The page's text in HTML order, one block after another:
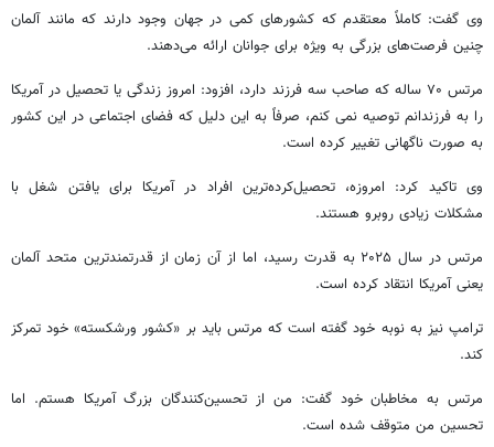
وی گفت: کاملاً معتقدم که کشورهای کمی در جهان وجود دارند که مانند آلمان
چنین فرصت‌های بزرگی به ویژه برای جوانان ارائه می‌دهند.
مرتس ۷۰ ساله که صاحب سه فرزند دارد، افزود: امروز زندگی یا تحصیل در آمریکا
را به فرزندانم توصیه نمی کنم، صرفاً به این دلیل که فضای اجتماعی در این کشور
به صورت ناگهانی تغییر کرده است.
وی تاکید کرد: امروزه، تحصیل‌کرده‌ترین افراد در آمریکا برای یافتن شغل با
مشکلات زیادی روبرو هستند.
مرتس در سال ۲۰۲۵ به قدرت رسید، اما از آن زمان از قدرتمندترین متحد آلمان
یعنی آمریکا انتقاد کرده است.
ترامپ نیز به نوبه خود گفته است که مرتس باید بر «کشور ورشکسته» خود تمرکز
کند.
مرتس به مخاطبان خود گفت: من از تحسین‌کنندگان بزرگ آمریکا هستم. اما
تحسین من متوقف شده است.